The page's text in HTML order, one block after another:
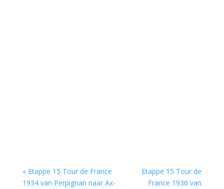
« Etappe 15 Tour de France
1934 van Perpignan naar Ax-
Etappe 15 Tour de
France 1936 van